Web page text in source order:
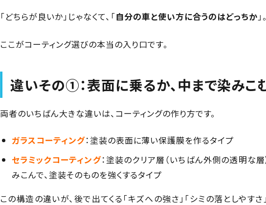
「どちらが良いか」じゃなくて、「自分の車と使い方に合うのはどっちか 」。
ここがコーティング選びの本当の入り口です。
違いその①：表面に乗るか、中まで染みこ
両者のいちばん大きな違いは、コーティングの作り方です。
ガラスコーティング：塗装の表面に薄い保護膜を作るタイプ
セラミックコーティング：塗装のクリア層（いちばん外側の透明な
みこんで、塗装そのものを強くするタイプ
この構造の違いが、後で出てくる「キズへの強さ」「シミの落としやすさ